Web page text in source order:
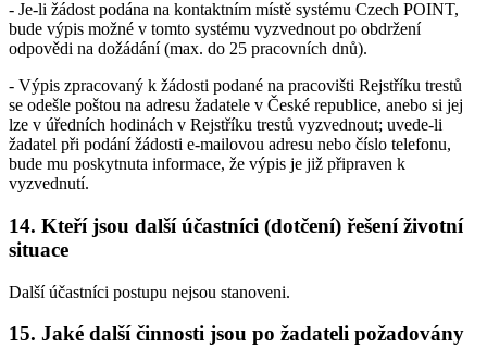
- Je-li žádost podána na kontaktním místě systému Czech POINT,
bude výpis možné v tomto systému vyzvednout po obdržení
odpovědi na dožádání (max. do 25 pracovních dnů).
- Výpis zpracovaný k žádosti podané na pracovišti Rejstříku trestů
se odešle poštou na adresu žadatele v České republice, anebo si jej
lze v úředních hodinách v Rejstříku trestů vyzvednout; uvede-li
žadatel při podání žádosti e-mailovou adresu nebo číslo telefonu,
bude mu poskytnuta informace, že výpis je již připraven k
vyzvednutí.
14. Kteří jsou další účastníci (dotčení) řešení životní
situace
Další účastníci postupu nejsou stanoveni.
15. Jaké další činnosti jsou po žadateli požadovány